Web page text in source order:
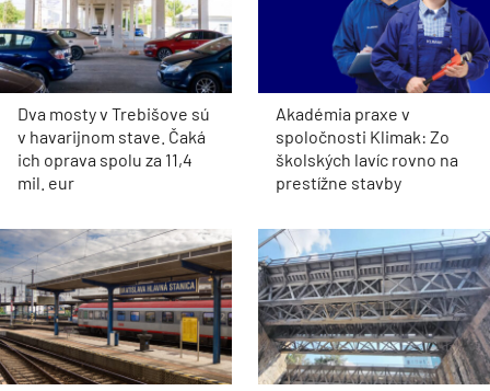
Dva mosty v Trebišove sú
v havarijnom stave. Čaká
ich oprava spolu za 11,4
mil. eur
Akadémia praxe v
spoločnosti Klimak: Zo
školských lavíc rovno na
prestížne stavby